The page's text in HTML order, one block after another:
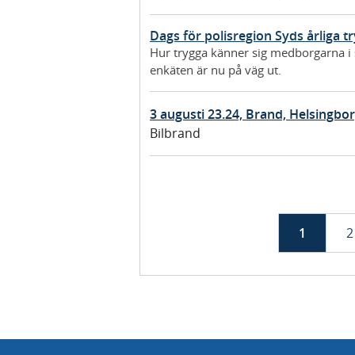
Dags för polisregion Syds årliga
Hur trygga känner sig medborgarna
enkäten är nu på väg ut.
3 augusti 23.24, Brand,
Bilbrand
s
d
1i
i
n
s
2
i
i